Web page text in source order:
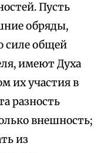
Пусть
обряды,
силе общей
имеют Духа
их участия в
разность
внешность;
из